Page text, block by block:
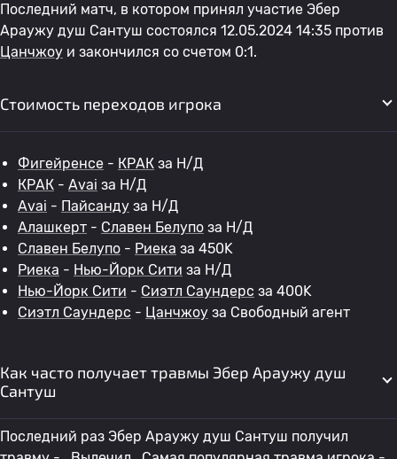
Последний матч, в котором принял участие Эбер
Араужу душ Сантуш состоялся 12.05.2024 14:35 против
Цанчжоу и закончился со счетом 0:1.
Стоимость переходов игрока
Фигейренсе - КРАК за Н/Д
КРАК - Avai за Н/Д
Avai - Пайсанду за Н/Д
Алашкерт - Славен Белупо за Н/Д
Славен Белупо - Риека за 450K
Риека - Нью-Йорк Сити за Н/Д
Нью-Йорк Сити - Сиэтл Саундерс за 400K
Сиэтл Саундерс - Цанчжоу за Свободный агент
Как часто получает травмы Эбер Араужу душ
Сантуш
Последний раз Эбер Араужу душ Сантуш получил